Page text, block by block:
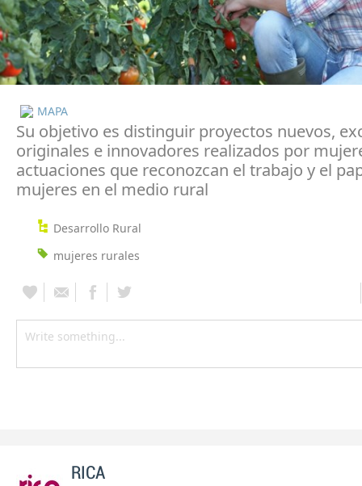
MAPA
Su objetivo es distinguir proyectos nuevos,
originales e innovadores realizados por
actuaciones que reconozcan el trabajo y el
mujeres en el medio rural
Desarrollo Rural
mujeres rurales
RICA